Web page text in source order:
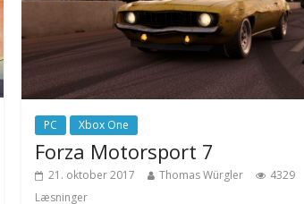
PC Xbox One
Forza Motorsport 7
21. oktober 2017 Thomas Würgler
4329
Læsninger